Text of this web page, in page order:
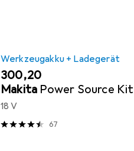
Werkzeugakku + Ladegerät
EUR
300,20
Makita Power Source Kit
18 V
67